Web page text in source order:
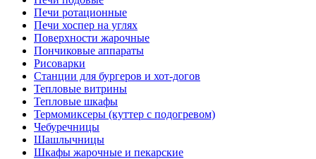
Печи ротационные
Печи хоспер на углях
Поверхности жарочные
Пончиковые аппараты
Рисоварки
Станции для бургеров и хот-догов
Тепловые витрины
Тепловые шкафы
Термомиксеры (куттер с подогревом)
Чебуречницы
Шашлычницы
Шкафы жарочные и пекарские